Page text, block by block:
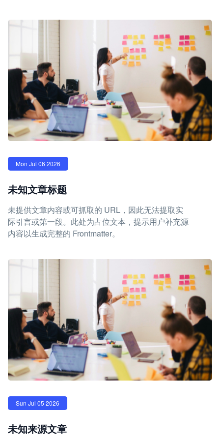
Mon Jul 06 2026
未知文章标题
未提供文章内容或可抓取的 URL，因此无法提取实
际引言或第一段。此处为占位文本，提示用户补充源
内容以生成完整的 Frontmatter。
Sun Jul 05 2026
未知来源文章